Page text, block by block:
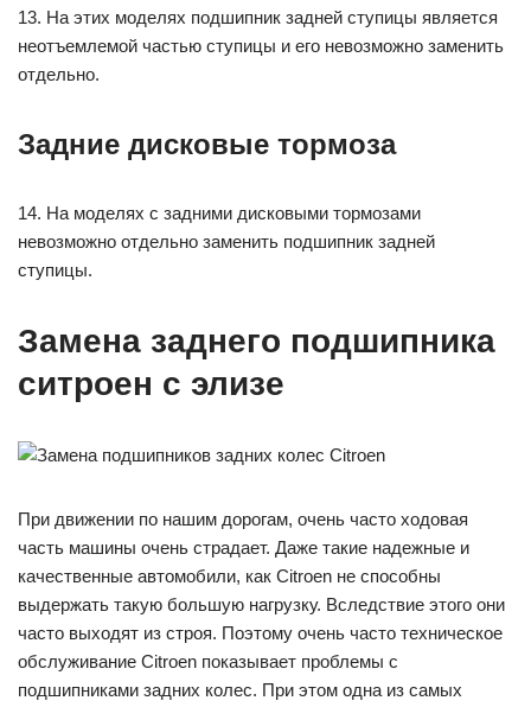
13. На этих моделях подшипник задней ступицы является
неотъемлемой частью ступицы и его невозможно заменить
отдельно.
Задние дисковые тормоза
14. На моделях с задними дисковыми тормозами
невозможно отдельно заменить подшипник задней
ступицы.
Замена заднего подшипника
ситроен с элизе
При движении по нашим дорогам, очень часто ходовая
часть машины очень страдает. Даже такие надежные и
качественные автомобили, как Citroen не способны
выдержать такую большую нагрузку. Вследствие этого они
часто выходят из строя. Поэтому очень часто техническое
обслуживание Citroen показывает проблемы с
подшипниками задних колес. При этом одна из самых